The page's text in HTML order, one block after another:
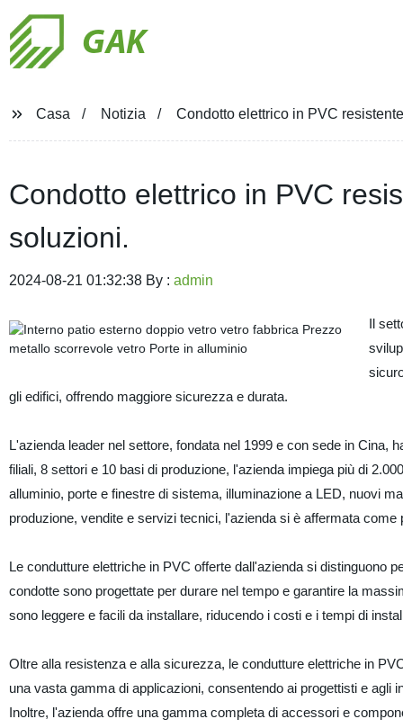
GAK
Casa Notizia Condotto elettrico in PVC
Condotto elettrico in PVC
soluzioni.
2024-08-21 01:32:38 By : admin
Il
gli edifici, offrendo maggiore sicurezza e durata.
L'azienda leader nel settore, fondata nel 1999 e con sede in Cina,
filiali, 8 settori e 10 basi di produzione, l'azienda impiega più di
alluminio, porte e finestre di sistema, illuminazione a LED, nuovi
produzione, vendite e servizi tecnici, l'azienda si è affermata
Le condutture elettriche in PVC offerte dall'azienda si distinguono
condotte sono progettate per durare nel tempo e garantire la
sono leggere e facili da installare, riducendo i costi e i tempi di
Oltre alla resistenza e alla sicurezza, le condutture elettriche in
una vasta gamma di applicazioni, consentendo ai progettisti e agli
Inoltre, l'azienda offre una gamma completa di accessori e